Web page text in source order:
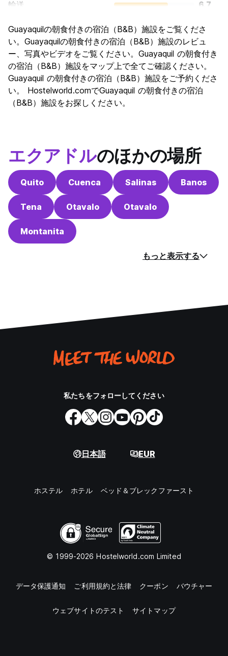
輸送
6.7
文化
ナイトライフ
6.0
コストパフォーマンス
6.4
Guayaquilの朝食付きの宿泊（B&B）施設をご覧くださ
い。Guayaquilの朝食付きの宿泊（B&B）施設のレビュ
ー、写真やビデオをご覧ください。Guayaquil の朝食付き
の宿泊（B&B）施設をマップ上で全てご確認ください。
Guayaquil の朝食付きの宿泊（B&B）施設をご予約くださ
い。 Hostelworld.comでGuayaquil の朝食付きの宿泊
（B&B）施設をお探しください。
エクアドルのほかの場所
Quito Cuenca Salinas Banos
Tena Otavalo Otavalo
Montanita
もっと表示する
私たちをフォローしてください
日本語 EUR
ホステル ホテル ベッド＆ブレックファースト
© 1999-2026 Hostelworld.com Limited
データ保護通知 ご利用規約と法律 クーポン バウチャー
ウェブサイトのテスト サイトマップ